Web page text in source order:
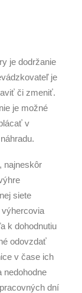
je dodržanie
je
či zmeniť.
je možné
v
najneskôr
siete
výhercovia
k dohodnutiu
odovzdať
v čase ich
nedohodne
dní